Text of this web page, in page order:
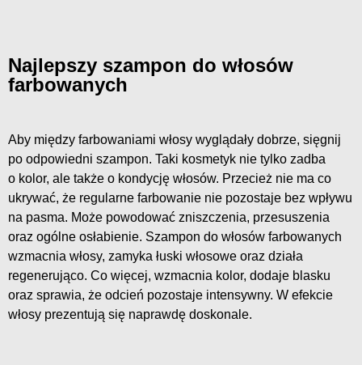
Najlepszy szampon do włosów
farbowanych
Aby między farbowaniami włosy wyglądały dobrze, sięgnij
po odpowiedni szampon. Taki kosmetyk nie tylko zadba
o kolor, ale także o kondycję włosów. Przecież nie ma co
ukrywać, że regularne farbowanie nie pozostaje bez wpływu
na pasma. Może powodować zniszczenia, przesuszenia
oraz ogólne osłabienie. Szampon do włosów farbowanych
wzmacnia włosy, zamyka łuski włosowe oraz działa
regenerująco. Co więcej, wzmacnia kolor, dodaje blasku
oraz sprawia, że odcień pozostaje intensywny. W efekcie
włosy prezentują się naprawdę doskonale.